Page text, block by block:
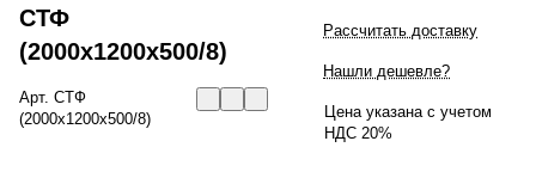
СТФ
(2000x1200x500/8)
Арт. СТФ
(2000x1200x500/8)
Рассчитать доставку
Нашли дешевле?
Цена указана с учетом
НДС 20%